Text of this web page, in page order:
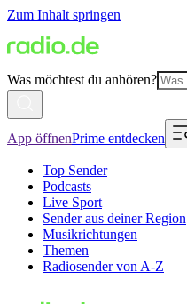
Zum Inhalt springen
Was möchtest du anhören?
App öffnenPrime entdecken
Top Sender
Podcasts
Live Sport
Sender aus deiner Region
Musikrichtungen
Themen
Radiosender von A-Z